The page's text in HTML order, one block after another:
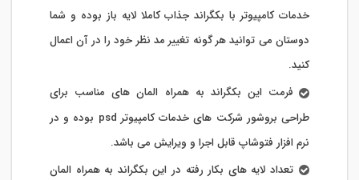
خدمات کامپیوتر با بکگراند جذاب کاملا لایه باز بوده و شما
دوستان می توانید هر گونه تغییر مد نظر خود را در آن اعمال
کنید.
فرمت این بکگراند به همراه المان های مناسب برای
طراحی بروشور شرکت های خدمات کامپیوتر psd بوده و در
نرم افزار فتوشاپ قابل اجرا و ویرایش می باشد.
تعداد لایه های بکار رفته در این بکگراند به همراه المان